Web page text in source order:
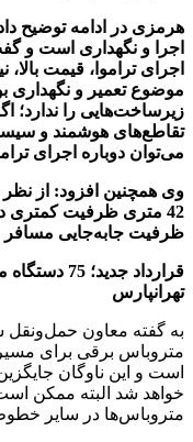
هرمزی در ادامه توضیح
اجرا و نگهداری است و
اجرای تراموا، قیمت
موضوع تعمیر و نگهداری
زیرساخت‌هایی را ندارد؛
تقاطع‌های هوشمند و
می‌توان دوباره اجرای
وی همچنین افزود: از
42 متری ظرفیت کمتری
ظرفیت جابه‌جایی مسافر
قرارداد
تهرانپارس
متروباس برقی برای مسیر
است و این ناوگان
خواهد شد البته ممکن
متروباس‌ها در سایر خطوط